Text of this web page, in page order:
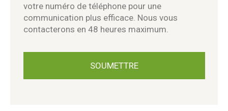
votre numéro de téléphone pour une
communication plus efficace. Nous vous
contacterons en 48 heures maximum.